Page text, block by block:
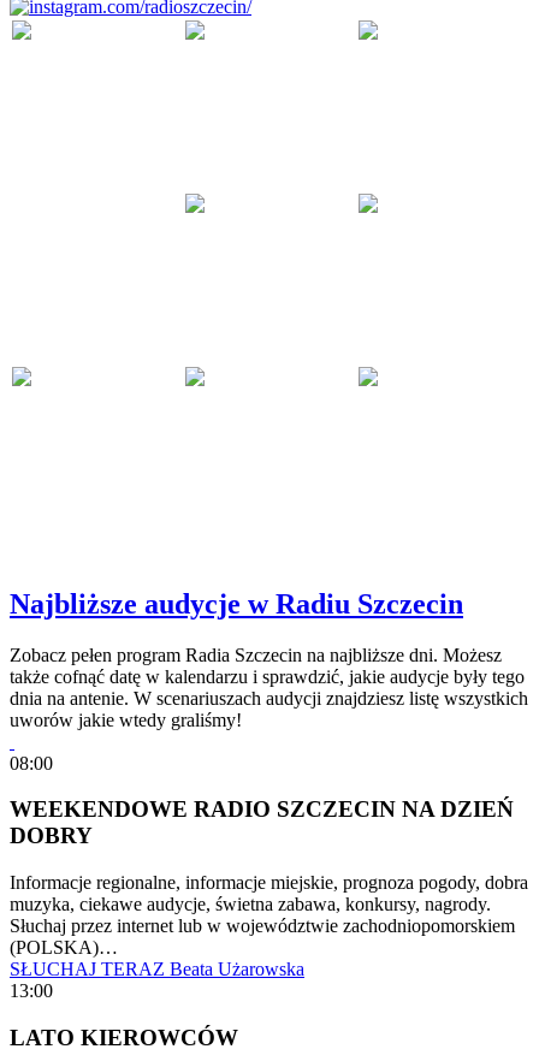
Najbliższe audycje w Radiu Szczecin
Zobacz pełen program Radia Szczecin na najbliższe dni. Możesz
także cofnąć datę w kalendarzu i sprawdzić, jakie audycje były tego
dnia na antenie. W scenariuszach audycji znajdziesz listę wszystkich
uworów jakie wtedy graliśmy!
08:00
WEEKENDOWE RADIO SZCZECIN NA DZIEŃ
DOBRY
Informacje regionalne, informacje miejskie, prognoza pogody, dobra
muzyka, ciekawe audycje, świetna zabawa, konkursy, nagrody.
Słuchaj przez internet lub w województwie zachodniopomorskiem
(POLSKA)…
SŁUCHAJ TERAZ Beata Użarowska
13:00
LATO KIEROWCÓW